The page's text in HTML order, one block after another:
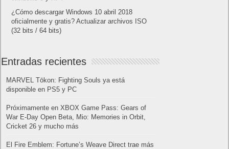
¿Cómo descargar Windows 10 abril 2018
oficialmente y gratis? Actualizar archivos ISO
(32 bits / 64 bits)
Entradas recientes
MARVEL Tōkon: Fighting Souls ya está
disponible en PS5 y PC
Próximamente en XBOX Game Pass: Gears of
War E-Day Open Beta, Mio: Memories in Orbit,
Cricket 26 y mucho más
El Fire Emblem: Fortune’s Weave Direct trae más